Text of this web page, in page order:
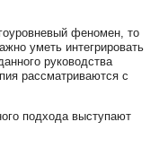
феномен, то
уметь интегрировать
руководства
рассматриваются с
подхода выступают